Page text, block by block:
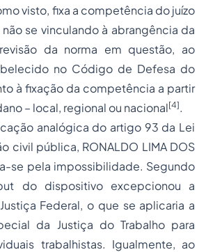
visto, fixa a competência do juízo
se vinculando à abrangência da
da norma em questão, ao
no Código de Defesa do
à fixação da competência a partir
– local, regional ou nacional[4].
analógica do artigo 93 da Lei
civil pública, RONALDO LIMA DOS
se pela impossibilidade. Segundo
do dispositivo excepcionou a
Federal, o que se aplicaria a
da Justiça do Trabalho para
trabalhistas. Igualmente, ao